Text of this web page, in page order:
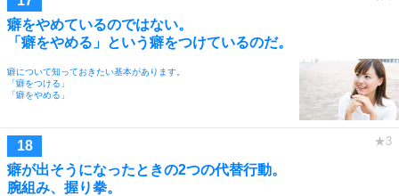
癖をやめているのではない。
「癖をやめる」という癖をつけているのだ。
癖について知っておきたい基本があります。
「癖をつける」
「癖をやめる」
癖が出そうになったときの2つの代替行動。
腕組み、握り拳。